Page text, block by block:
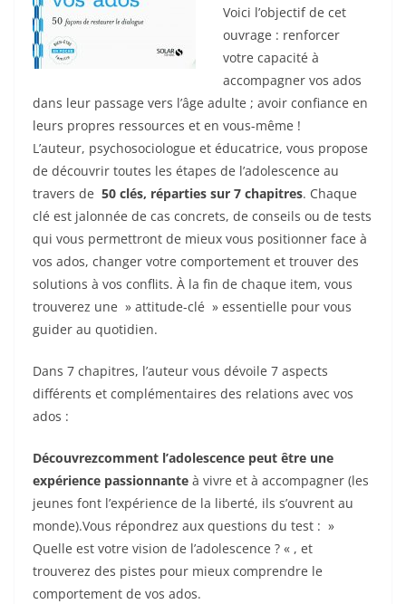
Voici l’objectif de cet
ouvrage : renforcer
votre capacité à
accompagner vos ados
dans leur passage vers l’âge adulte ; avoir confiance en
leurs propres ressources et en vous-même !
L’auteur, psychosociologue et éducatrice, vous propose
de découvrir toutes les étapes de l’adolescence au
travers de 50 clés, réparties sur 7 chapitres. Chaque
clé est jalonnée de cas concrets, de conseils ou de tests
qui vous permettront de mieux vous positionner face à
vos ados, changer votre comportement et trouver des
solutions à vos conflits. À la fin de chaque item, vous
trouverez une » attitude-clé » essentielle pour vous
guider au quotidien.
Dans 7 chapitres, l’auteur vous dévoile 7 aspects
différents et complémentaires des relations avec vos
ados :
Découvrezcomment l’adolescence peut être une
expérience passionnante à vivre et à accompagner (les
jeunes font l’expérience de la liberté, ils s’ouvrent au
monde).Vous répondrez aux questions du test : »
Quelle est votre vision de l’adolescence ? « , et
trouverez des pistes pour mieux comprendre le
comportement de vos ados.